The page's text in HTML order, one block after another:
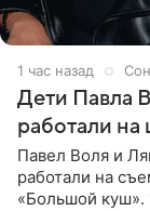
1 час назад
Дети Павла
работали
Павел Воля и
работали на
«Большой куш».